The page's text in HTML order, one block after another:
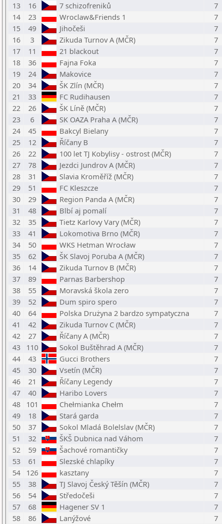
13
16 7 schizofreniků
7
14
23 Wroclaw&Friends 1
7
15
49 Jihočeši
7
16
3 Zikuda Turnov A (MČR)
7
17
11 21 blackout
7
18
36 Fajna Foka
7
19
24 Makovice
7
20
34 ŠK Zlín (MČR)
7
21
33 FC Rudihausen
7
22
26 ŠK Líně (MČR)
7
23
6 SK OAZA Praha A (MČR)
7
24
45 Bakcyl Bielany
7
25
12 Říčany B
7
26
22 100 let TJ Kobylisy - ostrost (MČR)
7
27
78 Jezdci Jundrov A (MČR)
7
28
31 Slavia Kroměříž (MČR)
7
29
51 FC Kleszcze
7
30
29 Region Panda A (MČR)
7
31
48 Blbí aj pomalí
7
32
35 Tietz Karlovy Vary (MČR)
7
33
41 Lokomotiva Brno (MČR)
7
34
50 WKS Hetman Wrocław
7
35
62 ŠK Slavoj Poruba A (MČR)
7
36
14 Zikuda Turnov B (MČR)
7
37
89 Parnas Barbershop
7
38
55 Moravská škola zero
7
39
52 Dum spiro spero
7
40
64 Polska Drużyna 2 bardzo sympatyczna
7
41
42 Zikuda Turnov C (MČR)
7
42
27 Říčany A (MČR)
7
43
110 Sokol Buštěhrad A (MČR)
7
44
43 Gucci Brothers
7
45
30 Vsetín (MČR)
7
46
21 Říčany Legendy
7
47
40 Haribo Lovers
7
48
101 Chełmianka Chełm
7
49
18 Stará garda
7
50
37 Sokol Mladá Bolelslav (MČR)
7
51
32 ŠKŠ Dubnica nad Váhom
7
52
59 Šachové romantičky
7
53
61 Slezské chlapíky
7
54
126 kasztany
7
55
38 TJ Slavoj Český Těšín (MČR)
7
56
54 Středočeši
7
57
68 Hagener SV 1
7
58
86 Lanýžové
7